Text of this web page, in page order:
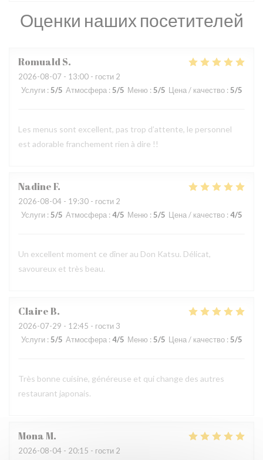
Оценки наших посетителей
RomualdS
2026-08-07 - 13:00 - гости 2
Услуги : 5/5 Атмосфера : 5/5 Меню : 5/5 Цена / качество : 5/5
Les menus sont excellent, pas trop d’attente, le personnel
est adorable franchement rien à dire !!
NadineF
2026-08-04 - 19:30 - гости 2
Услуги : 5/5 Атмосфера : 4/5 Меню : 5/5 Цена / качество : 4/5
Un excellent moment ce dîner au Don Katsu. Délicat,
savoureux et très beau.
ClaireB
2026-07-29 - 12:45 - гости 3
Услуги : 5/5 Атмосфера : 4/5 Меню : 5/5 Цена / качество : 5/5
Très bonne cuisine, généreuse et qui change des autres
restaurant japonais.
MonaM
2026-08-04 - 20:15 - гости 2